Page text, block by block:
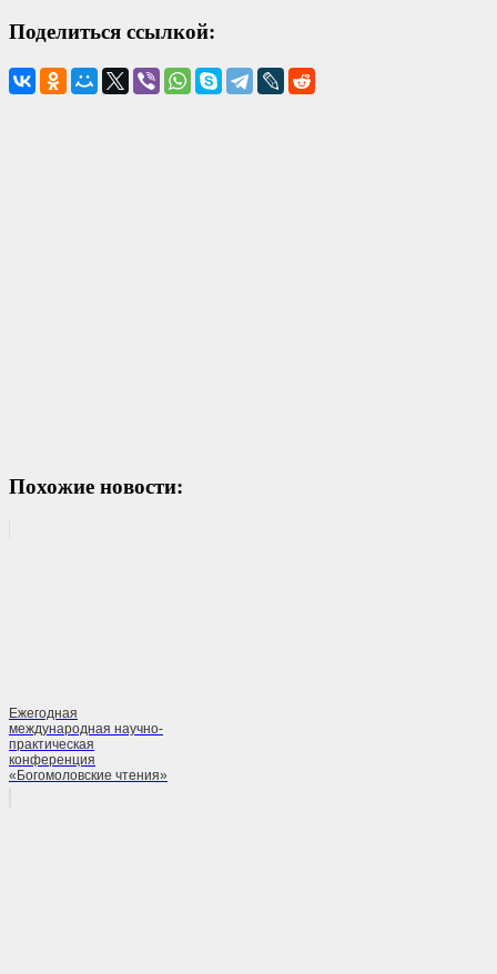
Поделиться ссылкой:
Похожие новости:
Ежегодная
международная научно-
практическая
конференция
«Богомоловские чтения»